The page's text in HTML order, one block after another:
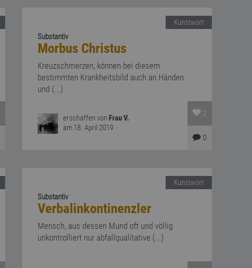
Kunstwort
Substantiv
Morbus Christus
Kreuzschmerzen; können bei diesem
bestimmten Krankheitsbild auch an Händen
und (...)
erschaffen von Frau V.
am 18. April 2019
2
0
Kunstwort
Substantiv
Verbalinkontinenzler
Mensch, aus dessen Mund oft und völlig
unkontrolliert nur abfallqualitative (...)